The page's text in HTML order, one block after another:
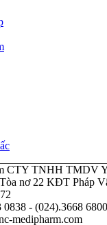
CTY TNHH TMDV
nơ 22 KĐT Pháp
0838 - (024).3668 6800
medipharm.com